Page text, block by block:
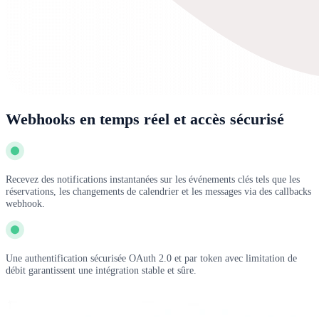
Webhooks en temps réel et accès sécurisé
Recevez des notifications instantanées sur les événements clés tels que les
réservations, les changements de calendrier et les messages via des callbacks
webhook.
Une authentification sécurisée OAuth 2.0 et par token avec limitation de
débit garantissent une intégration stable et sûre.